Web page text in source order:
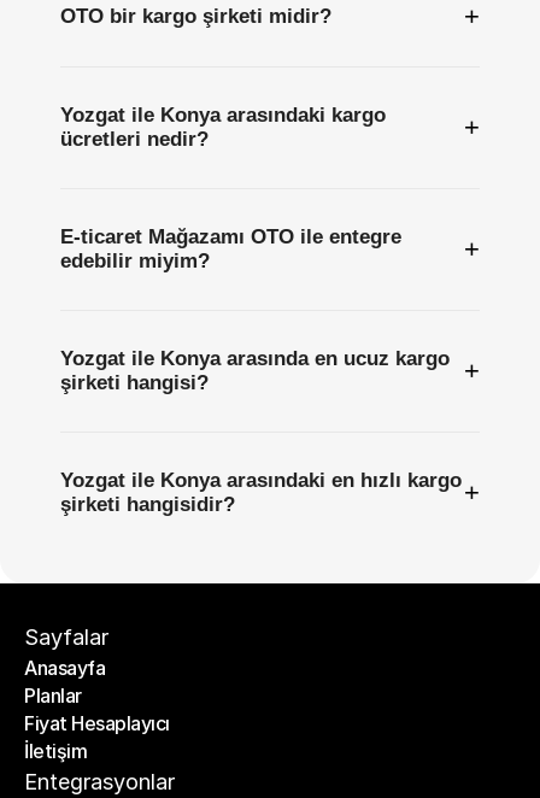
OTO bir kargo şirketi midir? +
Yozgat ile Konya arasındaki kargo
ücretleri nedir?
+
E-ticaret Mağazamı OTO ile entegre
edebilir miyim?
+
Yozgat ile Konya arasında en ucuz kargo
şirketi hangisi?
+
Yozgat ile Konya arasındaki en hızlı kargo
şirketi hangisidir?
+
Sayfalar
Anasayfa
Anasayfa
Planlar
Planlar
Fiyat Hesaplayıcı
Fiyat Hesaplayıcı
İletişim
İletişim
Entegrasyonlar